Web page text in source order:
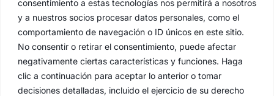
consentimiento a estas tecnologías nos permitirá a nosotros
y a nuestros socios procesar datos personales, como el
comportamiento de navegación o ID únicos en este sitio.
No consentir o retirar el consentimiento, puede afectar
negativamente ciertas características y funciones. Haga
clic a continuación para aceptar lo anterior o tomar
decisiones detalladas, incluido el ejercicio de su derecho